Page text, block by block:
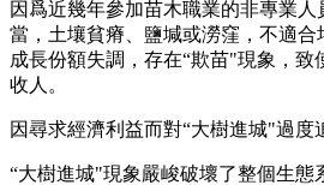
因爲近幾年參加苗木職業的非專業
當，土壤貧瘠、鹽堿或澇窪，不適
成長份額失調，存在“欺苗"現象，
收人。
因尋求經濟利益而對“大樹進城"過度
“大樹進城"現象嚴峻破壞了整個生